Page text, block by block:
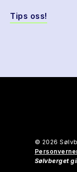
Tips oss!
© 2026
Sølvberget